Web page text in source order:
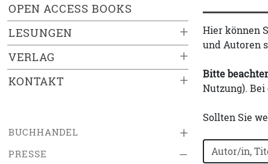
OPEN ACCESS BOOKS
+
LESUNGEN
+
VERLAG
+
KONTAKT
+
BUCHHANDEL
–
PRESSE
Hier können
und Autoren
Bitte
Nutzung).
Sollten Sie
Bücher nach